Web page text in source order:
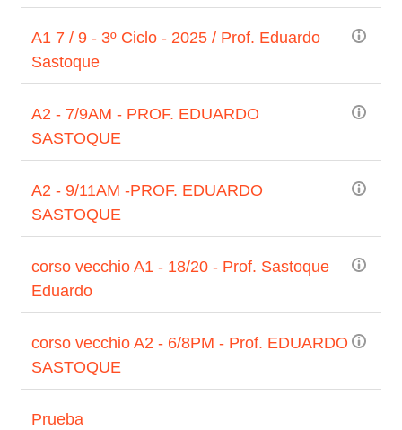
A1 7 / 9 - 3º Ciclo - 2025 / Prof. Eduardo
Sastoque
A2 - 7/9AM - PROF. EDUARDO
SASTOQUE
A2 - 9/11AM -PROF. EDUARDO
SASTOQUE
corso vecchio A1 - 18/20 - Prof. Sastoque
Eduardo
corso vecchio A2 - 6/8PM - Prof. EDUARDO
SASTOQUE
Prueba